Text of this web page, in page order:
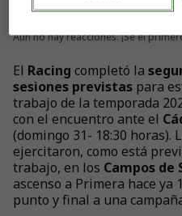
Aún no hay reacciones. ¡Sé el
El Racing completó la
sesiones previstas para
trabajo de la temporada
con el encuentro ante el
(domingo 31- 18:30 horas).
ejercitaron, como está
trabajo, en los Campos de
ascenso a Primera hace ya
punto y final a una